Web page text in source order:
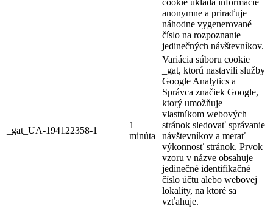
cookie ukladá informácie
anonymne a priraďuje
náhodne vygenerované
číslo na rozpoznanie
jedinečných návštevníkov.
_gat_UA-194122358-1
1
minúta
Variácia súboru cookie
_gat, ktorú nastavili služby
Google Analytics a
Správca značiek Google,
ktorý umožňuje
vlastníkom webových
stránok sledovať správanie
návštevníkov a merať
výkonnosť stránok. Prvok
vzoru v názve obsahuje
jedinečné identifikačné
číslo účtu alebo webovej
lokality, na ktoré sa
vzťahuje.